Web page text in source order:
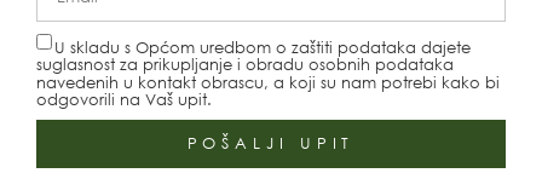
U skladu s Općom uredbom o zaštiti podataka dajete
suglasnost za prikupljanje i obradu osobnih podataka
navedenih u kontakt obrascu, a koji su nam potrebi kako bi
odgovorili na Vaš upit.
POŠALJI UPIT